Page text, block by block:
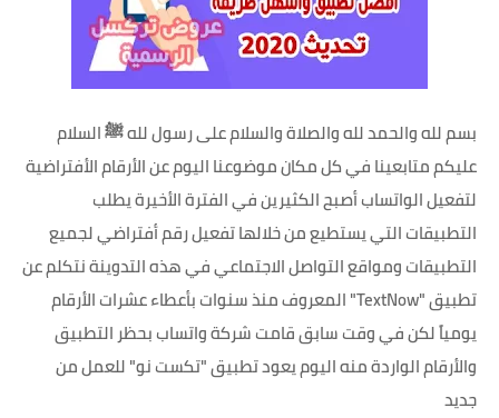
بسم لله والحمد لله والصلاة والسلام على رسول لله ﷺ السلام
عليكم متابعينا في كل مكان موضوعنا اليوم عن الأرقام الأفتراضية
لتفعيل الواتساب أصبح الكثيرين في الفترة الأخيرة يطلب
التطبيقات التي يستطيع من خلالها تفعيل رقم أفتراضي لجميع
التطبيقات ومواقع التواصل الاجتماعي في هذه التدوينة نتكلم عن
تطبيق "TextNow" المعروف منذ سنوات بأعطاء عشرات الأرقام
يومياً لكن في وقت سابق قامت شركة واتساب بحظر التطبيق
والأرقام الواردة منه اليوم يعود تطبيق "تكست نو" للعمل من
جديد